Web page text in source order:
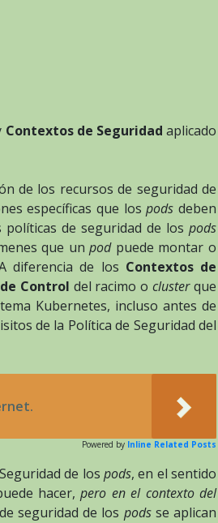
Contextos de Seguridad aplicado
de los recursos de seguridad de
específicas que lospods deben
de seguridad de los pods
que unpodpuede montar o
diferencia de los Contextos de
Control del racimo oclusterque
Kubernetes, incluso antes de
de la Política de Seguridad del
Powered by Inline Related Posts
de los pods, en el sentido
hacer,pero en el contexto del
seguridad de los podsse aplican